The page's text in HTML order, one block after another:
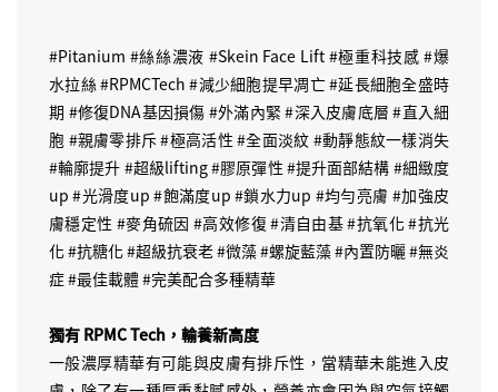
#Pitanium #絲絲濃液 #Skein Face Lift #極重科技感 #爆
水拉絲 #RPMCTech #減少細胞提早凋亡 #延長細胞全盛時
期 #修復DNA基因損傷 #外滿內緊 #深入皮膚底層 #直入細
胞 #親膚零排斥 #極高活性 #全面淡紋 #動靜態紋一樣消失
#輪廓提升 #超級lifting #膠原彈性 #提升面部結構 #細緻度
up #光滑度up #飽滿度up #鎖水力up #均勻亮膚 #加強皮
膚穩定性 #麥角硫因 #高效修復 #清自由基 #抗氧化 #抗光
化 #抗糖化 #超級抗衰老 #微藻 #螺旋藍藻 #內置防曬 #無炎
症 #最佳載體 #完美配合多種精華
獨有 RPMC Tech，輸養新高度
一般濃厚精華有可能與皮膚有排斥性，當精華未能進入皮